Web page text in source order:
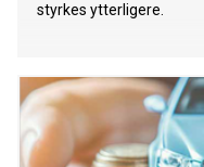
styrkes ytterligere.